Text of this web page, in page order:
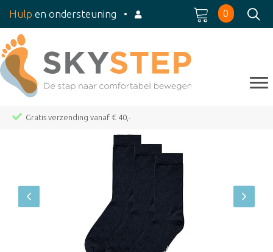
Hulp en ondersteuning • 0
Op werkdagen voor 15:00 besteld, dezelfde dag